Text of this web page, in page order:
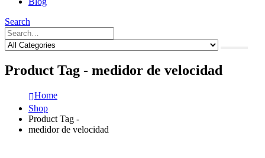
Search
Product Tag - medidor de velocidad
Home
Shop
Product Tag -
medidor de velocidad